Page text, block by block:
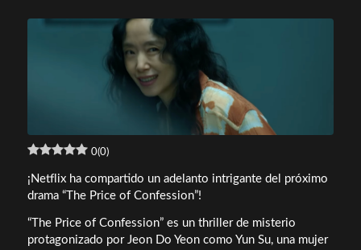
0(0)
¡Netflix ha compartido un adelanto intrigante del próximo
drama “The Price of Confession”!
“The Price of Confession” es un thriller de misterio
protagonizado por Jeon Do Yeon como Yun Su, una mujer